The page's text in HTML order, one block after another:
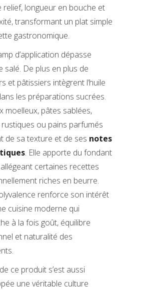
relief, longueur en bouche et
transformant un plat simple
gastronomique.
d’application dépasse
salé. De plus en plus de
et pâtissiers intègrent l’huile
les préparations sucrées.
moelleux, pâtes sablées,
ou pains parfumés
de sa texture et de ses notes
. Elle apporte du fondant
certaines recettes
riches en beurre.
renforce son intérêt
cuisine moderne qui
à la fois goût, équilibre
et naturalité des
ce produit s’est aussi
une véritable culture